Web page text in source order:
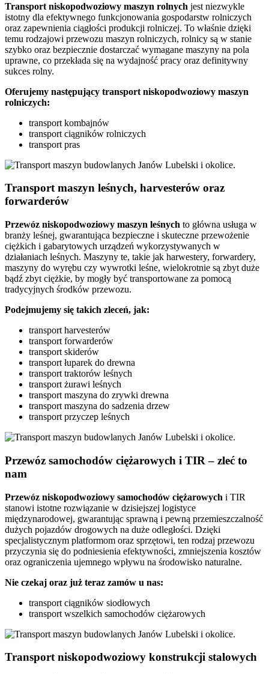
Transport niskopodwoziowy maszyn rolnych jest niezwykle
istotny dla efektywnego funkcjonowania gospodarstw rolniczych
oraz zapewnienia ciągłości produkcji rolniczej. To właśnie dzięki
temu rodzajowi przewozu maszyn rolniczych, rolnicy są w stanie
szybko oraz bezpiecznie dostarczać wymagane maszyny na pola
uprawne, co przekłada się na wydajność pracy oraz definitywny
sukces rolny.
Oferujemy następujący transport niskopodwoziowy maszyn
rolniczych:
transport kombajnów
transport ciągników rolniczych
transport pras
Transport maszyn leśnych, harvesterów oraz
forwarderów
Przewóz niskopodwoziowy maszyn leśnych to główna usługa w
branży leśnej, gwarantująca bezpieczne i skuteczne przewożenie
ciężkich i gabarytowych urządzeń wykorzystywanych w
działaniach leśnych. Maszyny te, takie jak harwestery, forwardery,
maszyny do wyrębu czy wywrotki leśne, wielokrotnie są zbyt duże
bądź zbyt ciężkie, by mogły być transportowane za pomocą
tradycyjnych środków przewozu.
Podejmujemy się takich zleceń, jak:
transport harvesterów
transport forwarderów
transport skiderów
transport łuparek do drewna
transport traktorów leśnych
transport żurawi leśnych
transport maszyna do zrywki drewna
transport maszyna do sadzenia drzew
transport przyczep leśnych
Przewóz samochodów ciężarowych i TIR – zleć to
nam
Przewóz niskopodwoziowy samochodów ciężarowych i TIR
stanowi istotne rozwiązanie w dzisiejszej logistyce
międzynarodowej, gwarantując sprawną i pewną przemieszczalność
dużych pojazdów drogowych na duże odległości. Dzięki
specjalistycznym platformom oraz sprzętowi, ten rodzaj przewozu
przyczynia się do podniesienia efektywności, zmniejszenia kosztów
oraz ograniczenia ujemnego wpływu na środowisko naturalne.
Nie czekaj oraz już teraz zamów u nas:
transport ciągników siodłowych
transport wszelkich samochodów ciężarowych
Transport niskopodwoziowy konstrukcji stalowych